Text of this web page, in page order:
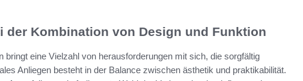
der Kombination von Design und Funktion
bringt eine Vielzahl von herausforderungen mit sich, die sorgfältig
Anliegen besteht in der Balance zwischen ästhetik und praktikabilität.